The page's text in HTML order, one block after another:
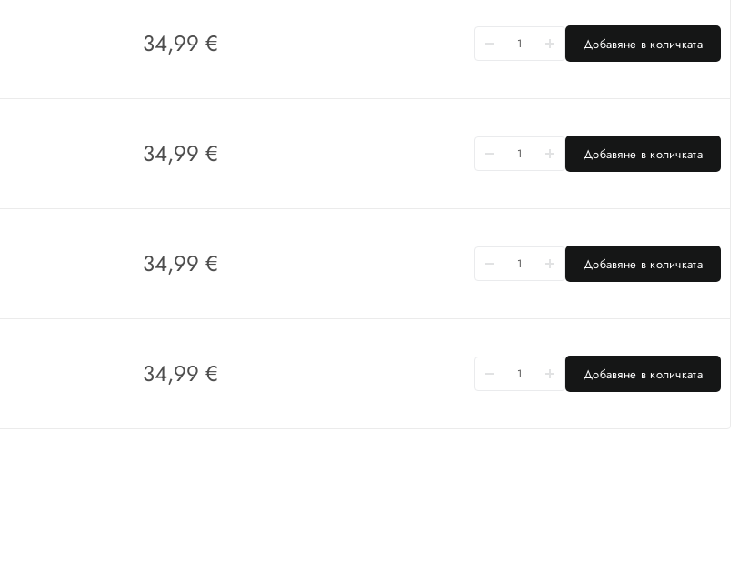
34,99 € Добавяне в количката
34,99 € Добавяне в количката
34,99 € Добавяне в количката
34,99 € Добавяне в количката